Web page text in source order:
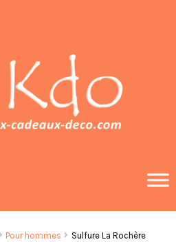
Pour hommes
Sulfure La Rochère